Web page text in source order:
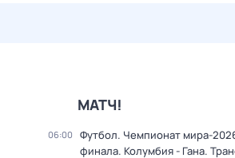
МАТЧ!
06:00
Футбол. Чемпионат мира-
финала. Колумбия - Гана.